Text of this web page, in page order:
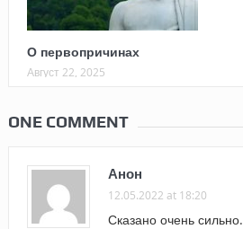
О первопричинах
Август 22, 2025
ONE COMMENT
Анон
12.05.2022 at 18:20
Сказано очень сильно.